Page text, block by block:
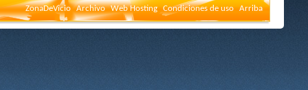
ZonaDeVicio Archivo Web Hosting Condiciones de uso Arriba